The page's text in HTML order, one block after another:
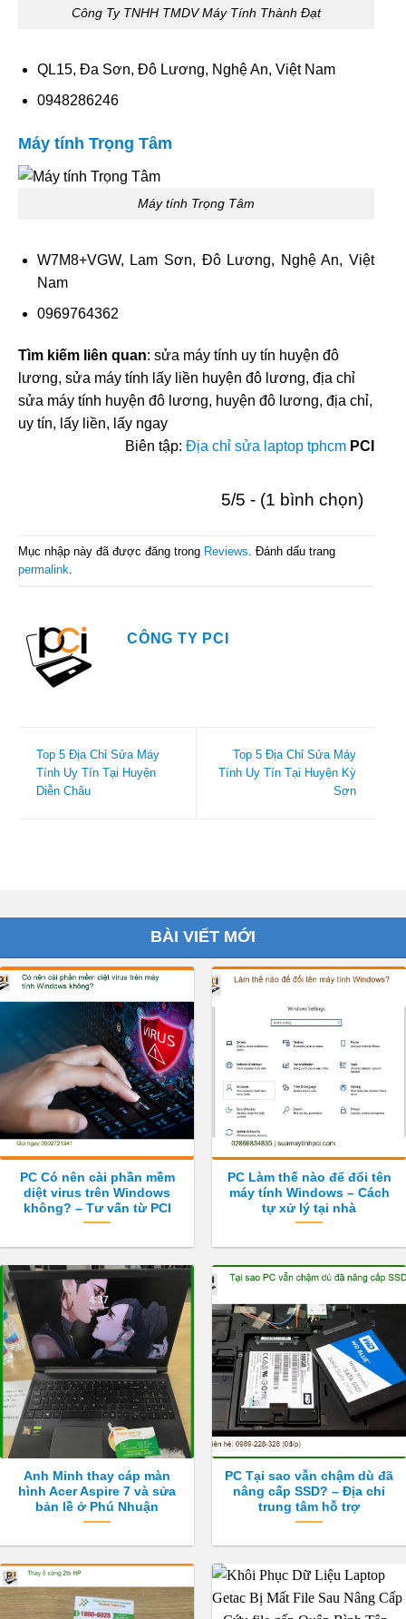
Công Ty TNHH TMDV Máy Tính Thành Đạt
QL15, Đa Sơn, Đô Lương, Nghệ An, Việt Nam
0948286246
Máy tính Trọng Tâm
Máy tính Trọng Tâm
W7M8+VGW, Lam Sơn, Đô Lương, Nghệ An, Việt
Nam
0969764362
Tìm kiếm liên quan: sửa máy tính uy tín huyện đô
lương, sửa máy tính lấy liền huyện đô lương, địa chỉ
sửa máy tính huyện đô lương, huyện đô lương, địa chỉ,
uy tín, lấy liền, lấy ngay
Biên tập: Địa chỉ sửa laptop tphcm PCI
5/5 - (1 bình chọn)
Mục nhập này đã được đăng trong Reviews . Đánh dấu trang
permalink
CÔNG TY PCI
Top 5 Địa Chỉ Sửa Máy
Tính Uy Tín Tại Huyện
Diễn Châu
Top 5 Địa Chỉ Sửa Máy
Tính Uy Tín Tại Huyện Kỳ
Sơn
BÀI VIẾT MỚI
PC Có nên cài phần mềm
diệt virus trên Windows
không? – Tư vấn từ PCI
PC Làm thế nào để đổi tên
máy tính Windows – Cách
tự xử lý tại nhà
Anh Minh thay cáp màn
hình Acer Aspire 7 và sửa
bản lề ở Phú Nhuận
PC Tại sao vẫn chậm dù đã
nâng cấp SSD? – Địa chỉ
trung tâm hỗ trợ